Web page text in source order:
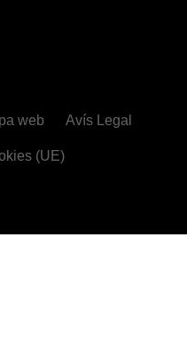
web Avís Legal
(UE)